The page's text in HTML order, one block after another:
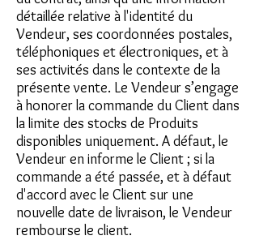
détaillée relative à l'identité du
Vendeur, ses coordonnées postales,
téléphoniques et électroniques, et à
ses activités dans le contexte de la
présente vente. Le Vendeur s’engage
à honorer la commande du Client dans
la limite des stocks de Produits
disponibles uniquement. A défaut, le
Vendeur en informe le Client ; si la
commande a été passée, et à défaut
d'accord avec le Client sur une
nouvelle date de livraison, le Vendeur
rembourse le client.